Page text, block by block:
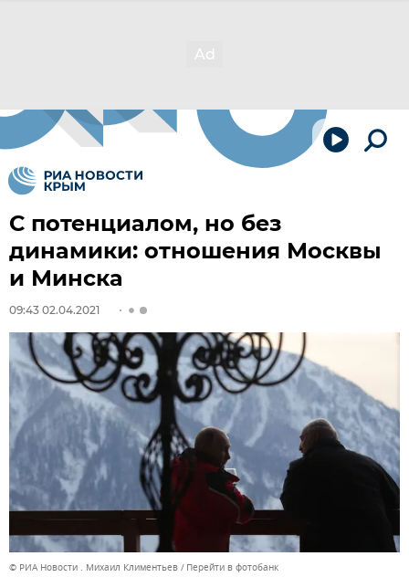
С потенциалом, но без
динамики: отношения Москвы
и Минска
09:43 02.04.2021
© РИА Новости . Михаил Климентьев Перейти в фотобанк